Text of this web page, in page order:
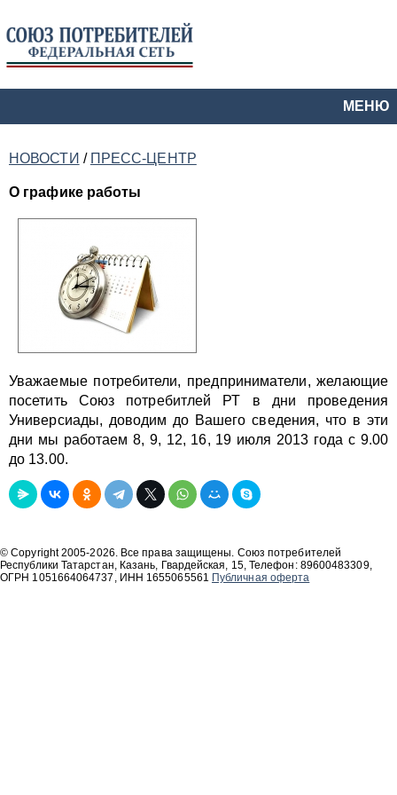
МЕНЮ
НОВОСТИ / ПРЕСС-ЦЕНТР
О графике работы
Уважаемые потребители, предприниматели, желающие
посетить Союз потребитлей РТ в дни проведения
Универсиады, доводим до Вашего сведения, что в эти
дни мы работаем 8, 9, 12, 16, 19 июля 2013 года с 9.00
до 13.00.
© Copyright 2005-2026. Все права защищены. Союз потребителей
Республики Татарстан, Казань, Гвардейская, 15, Телефон: 89600483309,
ОГРН 1051664064737, ИНН 1655065561 Публичная оферта